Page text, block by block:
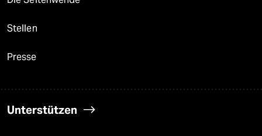
Stellen
Presse
Unterstützen